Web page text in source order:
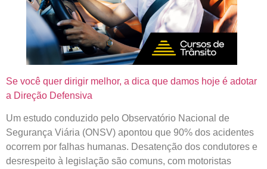
Se você quer dirigir melhor, a dica que damos hoje é adotar
a Direção Defensiva
Um estudo conduzido pelo Observatório Nacional de
Segurança Viária (ONSV) apontou que 90% dos acidentes
ocorrem por falhas humanas. Desatenção dos condutores e
desrespeito à legislação são comuns, com motoristas